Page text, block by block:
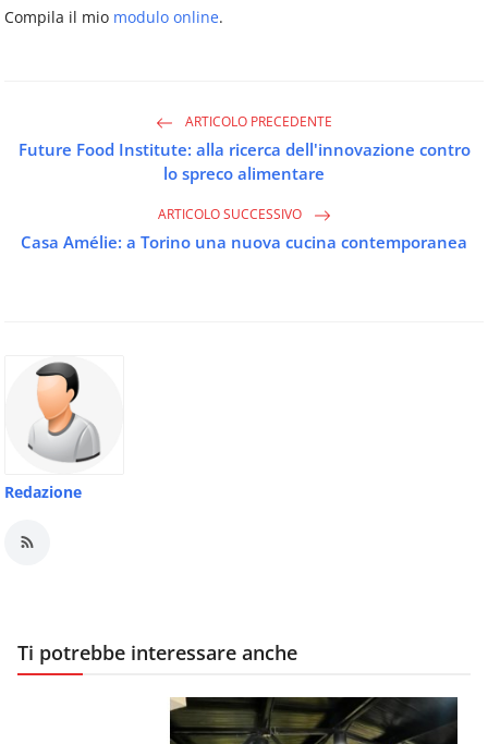
Compila il mio modulo online.
ARTICOLO PRECEDENTE
Future Food Institute: alla ricerca dell'innovazione contro
lo spreco alimentare
ARTICOLO SUCCESSIVO
Casa Amélie: a Torino una nuova cucina contemporanea
Redazione
Ti potrebbe interessare anche